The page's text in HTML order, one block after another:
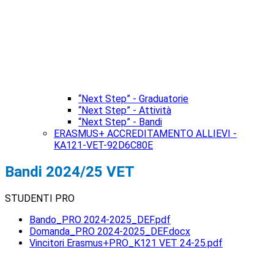
“Next Step” - Graduatorie
“Next Step” - Attività
“Next Step” - Bandi
ERASMUS+ ACCREDITAMENTO ALLIEVI -
KA121-VET-92D6C80E
Bandi 2024/25 VET
STUDENTI PRO
Bando_PRO 2024-2025_DEF.pdf
Domanda_PRO 2024-2025_DEF.docx
Vincitori Erasmus+PRO_K121 VET 24-25.pdf